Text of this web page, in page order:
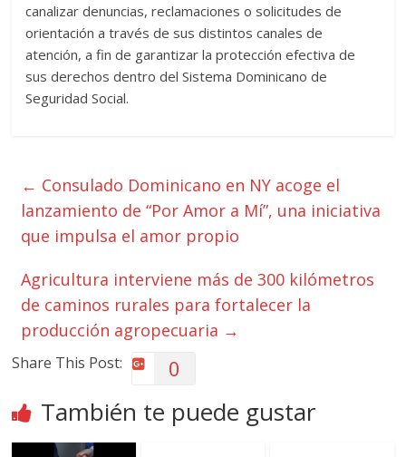
canalizar denuncias, reclamaciones o solicitudes de
orientación a través de sus distintos canales de
atención, a fin de garantizar la protección efectiva de
sus derechos dentro del Sistema Dominicano de
Seguridad Social.
← Consulado Dominicano en NY acoge el
lanzamiento de “Por Amor a Mí”, una iniciativa
que impulsa el amor propio
Agricultura interviene más de 300 kilómetros
de caminos rurales para fortalecer la
producción agropecuaria →
Share This Post: 0
También te puede gustar